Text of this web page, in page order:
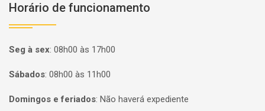
Horário de funcionamento
Seg à sex: 08h00 às 17h00
Sábados: 08h00 às 11h00
Domingos e feriados: Não haverá expediente